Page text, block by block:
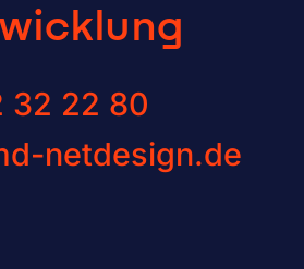
uns via Telefon
32 22 80
via E-Mail an
netdesign.de